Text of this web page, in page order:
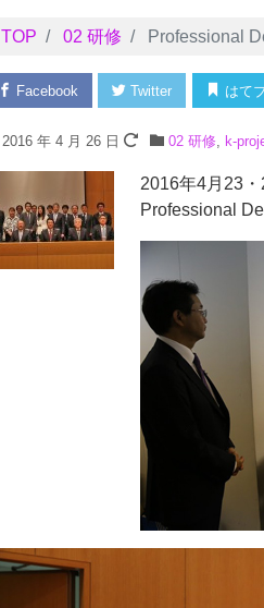
TOP 02 研修 Professional
Facebook Twitter はて
2016 年 4 月 26 日 02 研修, k-
2016年4月23・
Professional